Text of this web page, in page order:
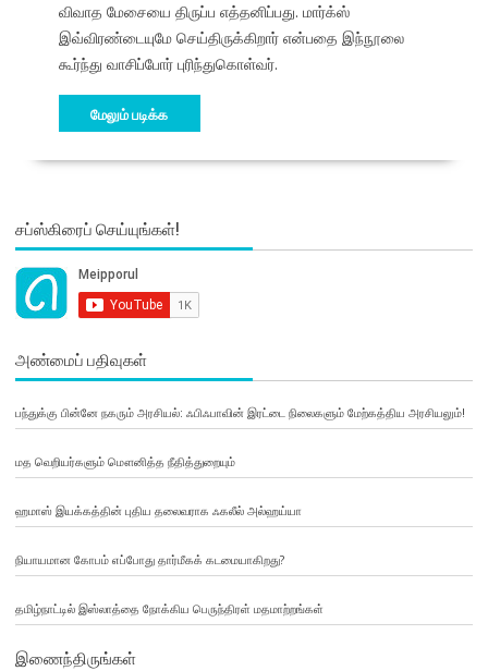
விவாத மேசையை திருப்ப எத்தனிப்பது. மார்க்ஸ்
இவ்விரண்டையுமே செய்திருக்கிறார் என்பதை இந்நூலை
கூர்ந்து வாசிப்போர் புரிந்துகொள்வர்.
மேலும் படிக்க
சப்ஸ்கிரைப் செய்யுங்கள்!
அண்மைப் பதிவுகள்
பந்துக்கு பின்னே நகரும் அரசியல்: ஃபிஃபாவின் இரட்டை நிலைகளும் மேற்கத்திய அரசியலும்!
மத வெறியர்களும் மௌனித்த நீதித்துறையும்
ஹமாஸ் இயக்கத்தின் புதிய தலைவராக ஃகலீல் அல்ஹய்யா
நியாயமான கோபம் எப்போது தார்மீகக் கடமையாகிறது?
தமிழ்நாட்டில் இஸ்லாத்தை நோக்கிய பெருந்திரள் மதமாற்றங்கள்
இணைந்திருங்கள்